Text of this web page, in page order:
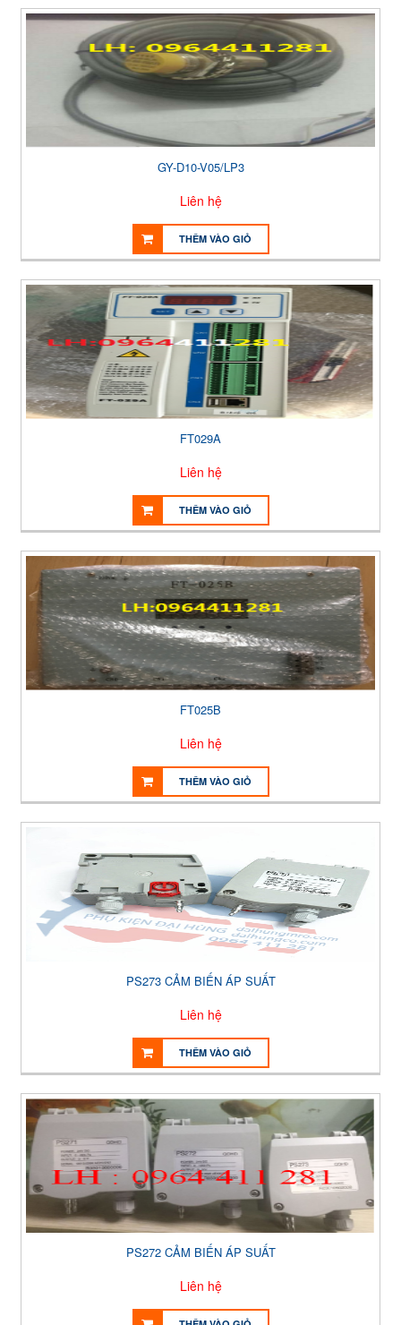
GY-D10-V05/LP3
Liên hệ
THÊM VÀO GIỎ
FT029A
Liên hệ
THÊM VÀO GIỎ
FT025B
Liên hệ
THÊM VÀO GIỎ
PS273 CẢM BIẾN ÁP SUẤT
Liên hệ
THÊM VÀO GIỎ
PS272 CẢM BIẾN ÁP SUẤT
Liên hệ